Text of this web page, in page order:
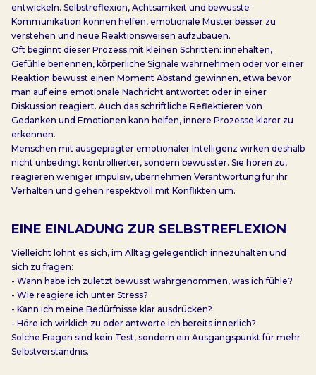
entwickeln. Selbstreflexion, Achtsamkeit und bewusste
Kommunikation können helfen, emotionale Muster besser zu
verstehen und neue Reaktionsweisen aufzubauen.
Oft beginnt dieser Prozess mit kleinen Schritten: innehalten,
Gefühle benennen, körperliche Signale wahrnehmen oder vor einer
Reaktion bewusst einen Moment Abstand gewinnen, etwa bevor
man auf eine emotionale Nachricht antwortet oder in einer
Diskussion reagiert. Auch das schriftliche Reflektieren von
Gedanken und Emotionen kann helfen, innere Prozesse klarer zu
erkennen.
Menschen mit ausgeprägter emotionaler Intelligenz wirken deshalb
nicht unbedingt kontrollierter, sondern bewusster. Sie hören zu,
reagieren weniger impulsiv, übernehmen Verantwortung für ihr
Verhalten und gehen respektvoll mit Konflikten um.
EINE EINLADUNG ZUR SELBSTREFLEXION
Vielleicht lohnt es sich, im Alltag gelegentlich innezuhalten und
sich zu fragen:
- Wann habe ich zuletzt bewusst wahrgenommen, was ich fühle?
- Wie reagiere ich unter Stress?
- Kann ich meine Bedürfnisse klar ausdrücken?
- Höre ich wirklich zu oder antworte ich bereits innerlich?
Solche Fragen sind kein Test, sondern ein Ausgangspunkt für mehr
Selbstverständnis.